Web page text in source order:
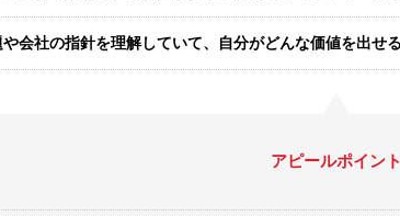
会社の指針を理解していて、自分がどんな価値を出せ
アピールポイント